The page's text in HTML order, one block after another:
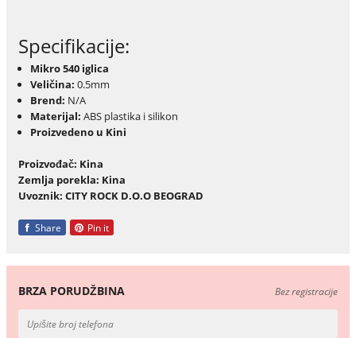
Specifikacije:
Mikro 540 iglica
Veličina: 0.5mm
Brend: N/A
Materijal: ABS plastika i silikon
Proizvedeno u Kini
Proizvođač: Kina
Zemlja porekla: Kina
Uvoznik: CITY ROCK D.O.O BEOGRAD
Share Pin it
BRZA PORUDŽBINA Bez registracije